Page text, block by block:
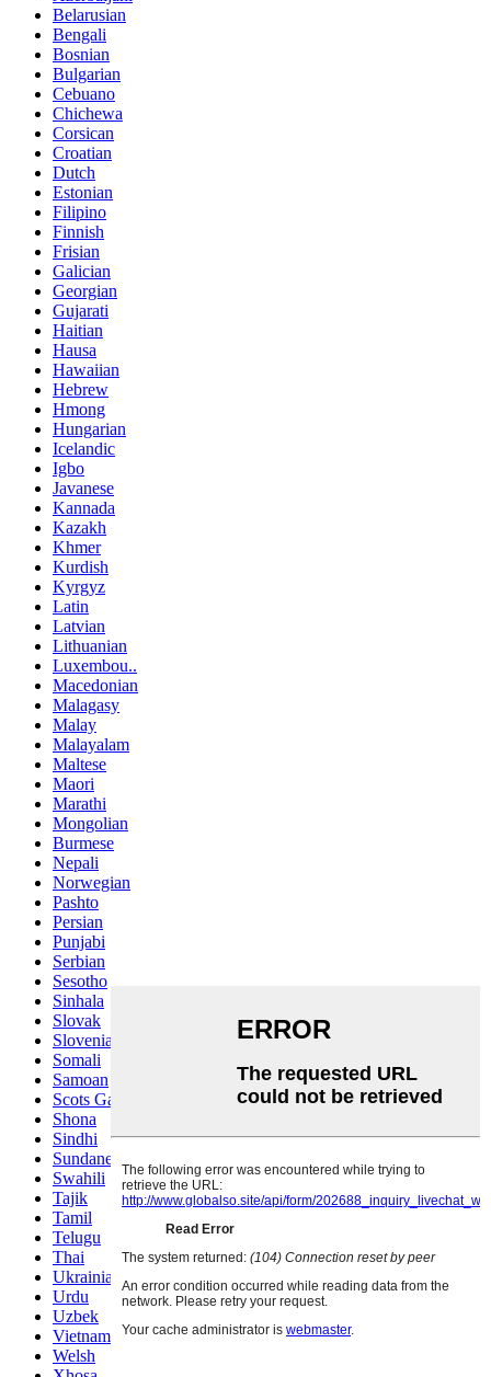
Belarusian
Bengali
Bosnian
Bulgarian
Cebuano
Chichewa
Corsican
Croatian
Dutch
Estonian
Filipino
Finnish
Frisian
Galician
Georgian
Gujarati
Haitian
Hausa
Hawaiian
Hebrew
Hmong
Hungarian
Icelandic
Igbo
Javanese
Kannada
Kazakh
Khmer
Kurdish
Kyrgyz
Latin
Latvian
Lithuanian
Luxembou..
Macedonian
Malagasy
Malay
Malayalam
Maltese
Maori
Marathi
Mongolian
Burmese
Nepali
Norwegian
Pashto
Persian
Punjabi
Serbian
Sesotho
Sinhala
Slovak
Slovenian
Somali
Samoan
Scots Gaelic
Shona
Sindhi
Sundanese
Swahili
Tajik
Tamil
Telugu
Thai
Ukrainian
Urdu
Uzbek
Vietnamese
Welsh